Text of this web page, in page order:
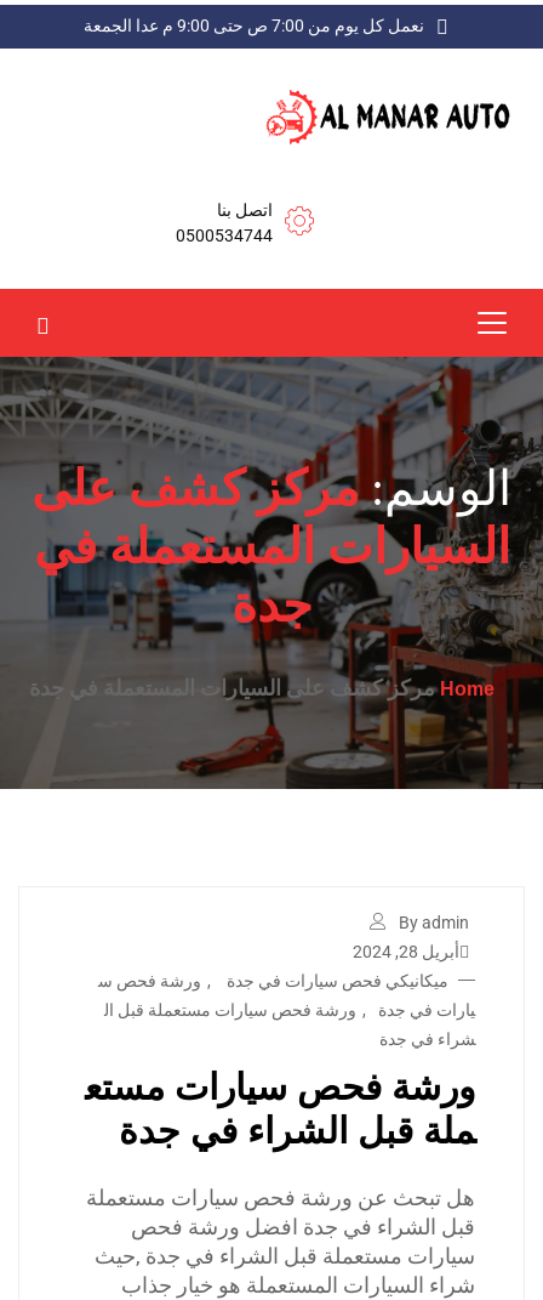
نعمل كل يوم من 7:00 ص حتى 9:00 م عدا الجمعة
اتصل بنا
0500534744
الوسم:مركز كشف على
السيارات المستعملة في
جدة
Home مركز كشف على السيارات المستعملة في جدة
By admin
أبريل 28, 2024
ميكانيكي فحص سيارات في جدة
, ورشة فحص س
يارات في جدة
, ورشة فحص سيارات مستعملة قبل ال
شراء في جدة
ورشة فحص سيارات مستع
ملة قبل الشراء في جدة
هل تبحث عن ورشة فحص سيارات مستعملة
قبل الشراء في جدة افضل ورشة فحص
سيارات مستعملة قبل الشراء في جدة ,حيث
شراء السيارات المستعملة هو خيار جذاب